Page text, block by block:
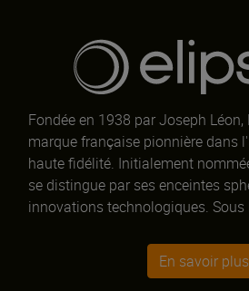
Fondée en 1938 par Joseph
marque française pionnière dans
haute fidélité. Initialement
se distingue par ses enceintes
innovations technologiques.
design avant-gardiste et
ses créations phares figurent les
En savoir plus